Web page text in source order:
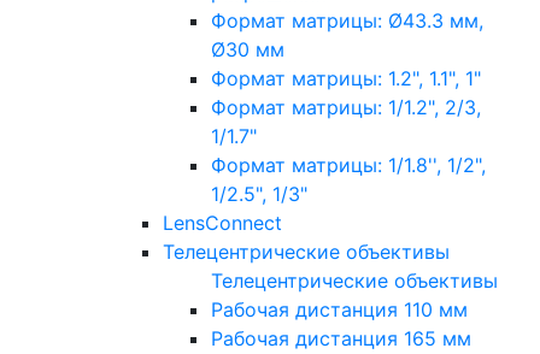
Формат матрицы: Ø43.3 мм,
Ø30 мм
Формат матрицы: 1.2", 1.1", 1"
Формат матрицы: 1/1.2", 2/3,
1/1.7"
Формат матрицы: 1/1.8'', 1/2",
1/2.5", 1/3"
LensConnect
Телецентрические объективы
Телецентрические объективы
Рабочая дистанция 110 мм
Рабочая дистанция 165 мм